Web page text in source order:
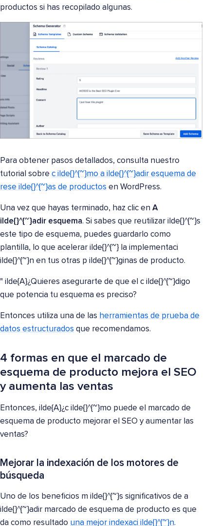
productos si has recopilado algunas.
Para obtener pasos detallados, consulta nuestro
tutorial sobre c ilde{}^{~}mo a ilde{}^{~}adir esquema de
rese ilde{}^{~}as de productos en WordPress.
Una vez que hayas terminado, haz clic en A
ilde{}^{~}adir esquema. Si sabes que reutilizar ilde{}^{~}s
este tipo de esquema, puedes guardarlo como
plantilla, lo que acelerar ilde{}^{~} la implementaci
ilde{}^{~}n en tus otras p ilde{}^{~}ginas de producto.
" ilde{A}¿Quieres asegurarte de que el c ilde{}^{~}digo
que potencia tu esquema es preciso?
Entonces utiliza una de las herramientas de prueba de
datos estructurados que recomendamos.
4 formas en que el marcado de
esquema de producto mejora el SEO
y aumenta las ventas
Entonces, ilde{A}¿c ilde{}^{~}mo puede el marcado de
esquema de producto mejorar el SEO y aumentar las
ventas?
Mejorar la indexación de los motores de
búsqueda
Uno de los beneficios m ilde{}^{~}s significativos de a
ilde{}^{~}adir marcado de esquema de producto es que
da como resultado una mejor indexaci ilde{}^{~}n.